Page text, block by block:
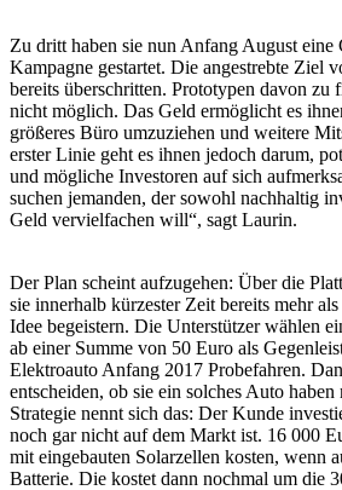
Zu dritt haben sie nun Anfang August
Kampagne gestartet. Die angestrebte Ziel
bereits überschritten. Prototypen davon zu
nicht möglich. Das Geld ermöglicht es
größeres Büro umzuziehen und weitere
erster Linie geht es ihnen jedoch darum,
und mögliche Investoren auf sich
suchen jemanden, der sowohl nachhaltig
Geld vervielfachen will“, sagt Laurin.
Der Plan scheint aufzugehen: Über die
sie innerhalb kürzester Zeit bereits mehr
Idee begeistern. Die Unterstützer wählen
ab einer Summe von 50 Euro als
Elektroauto Anfang 2017 Probefahren.
entscheiden, ob sie ein solches Auto haben
Strategie nennt sich das: Der Kunde
noch gar nicht auf dem Markt ist. 16 000
mit eingebauten Solarzellen kosten, wenn
Batterie. Die kostet dann nochmal um die